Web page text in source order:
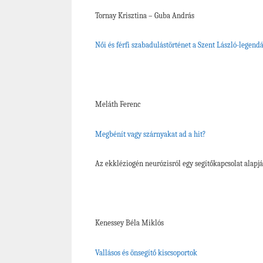
Tornay Krisztina – Guba András
Női és férfi szabadulástörténet a Szent László-
Meláth Ferenc
Megbénít vagy szárnyakat ad a hit?
Az ekkléziogén neurózisról egy segítőkapcsolat
Kenessey Béla Miklós
Vallásos és önsegítő kiscsoportok